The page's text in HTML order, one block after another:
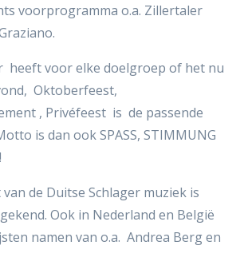
voorprogramma o.a. Zillertaler
heeft voor elke doelgroep of het nu
Oktoberfeest,
, Privéfeest is de passende
is dan ook SPASS, STIMMUNG
de Duitse Schlager muziek is
Ook in Nederland en België
namen van o.a. Andrea Berg en